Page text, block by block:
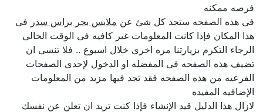
فرصه ممكنه
فى هذه الصفحه ستجد كل شئ عنملابس بحر براس سدرفى
هذا المكان فإذا كانت المعلومات غير كافيه فى الوقت الحالى
الرجاء التكرم بزيارتنا مره اخرى خلال اسبوع .. فلا تنسى ان
تضيف هذه الصفحه فى المفضله او الدخول لإحدى الصفحات
الفرعيه من هذه الصفحه فقد تجد فيها مزيد من المعلومات
الإضافيه المفيده
لازال هذا الدليل قيد الإنشاء فإذا كنت تريد ان تعلن عن نفسك